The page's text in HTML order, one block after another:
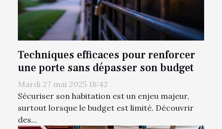
Techniques efficaces pour renforcer
une porte sans dépasser son budget
Mardi 27 mai 2025 18:42
Sécuriser son habitation est un enjeu majeur,
surtout lorsque le budget est limité. Découvrir
des...